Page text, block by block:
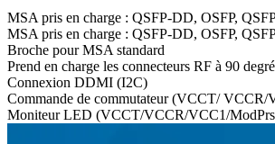
MSA pris en charge : QSFP-DD, OSFP,
MSA pris en charge : QSFP-DD, OSFP,
Broche pour MSA standard
Prend en charge les connecteurs RF à 90
Connexion DDMI (I2C)
Commande de commutateur (VCCT/
Moniteur LED (VCCT/VCCR/VCC1/